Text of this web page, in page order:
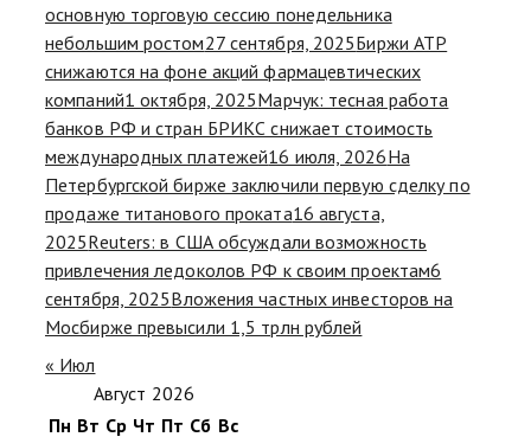
основную торговую сессию понедельника
небольшим ростом27 сентября, 2025Биржи АТР
снижаются на фоне акций фармацевтических
компаний1 октября, 2025Марчук: тесная работа
банков РФ и стран БРИКС снижает стоимость
международных платежей16 июля, 2026На
Петербургской бирже заключили первую сделку по
продаже титанового проката16 августа,
2025Reuters: в США обсуждали возможность
привлечения ледоколов РФ к своим проектам6
сентября, 2025Вложения частных инвесторов на
Мосбирже превысили 1,5 трлн рублей
« Июл
Август 2026
Пн Вт Ср Чт Пт Сб Вс